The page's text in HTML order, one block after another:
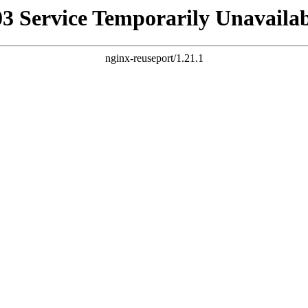
Service Temporarily
nginx-reuseport/1.21.1